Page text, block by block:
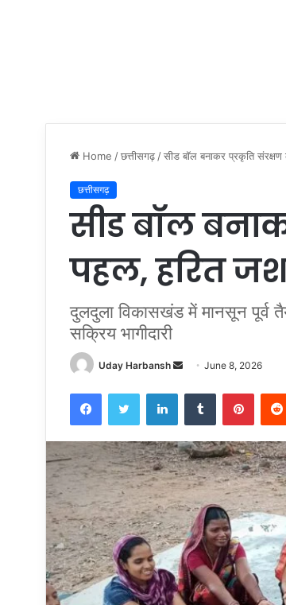
Home /छत्तीसगढ़ /सीड बॉल बनाकर प्रकृति
छत्तीसगढ़
सीड बॉल
पहल, हरित
दुलदुला विकासखंड में मानसून पूर्व
सक्रिय भागीदारी
Uday Harbansh
Send
email
June 8, 2026
FacebookTwitter LinkedInTumblr